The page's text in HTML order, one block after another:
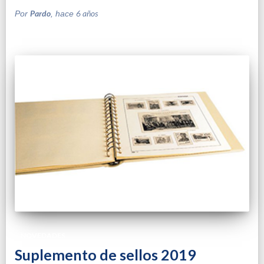
Por Pardo , hace 6 años
Suplemento de sellos 2019